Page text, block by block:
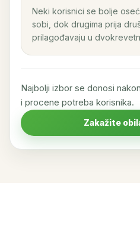
Neki korisnici se bolje
sobi, dok drugima prija
prilagođavaju u
Najbolji izbor se donosi
i procene potreba korisnika.
Zakažite